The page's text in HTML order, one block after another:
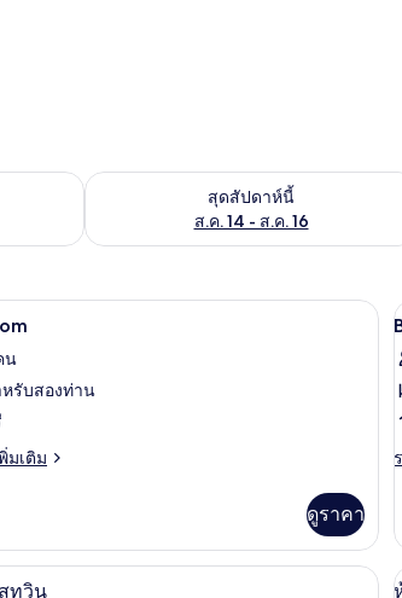
งนี้ ส.ค. 9 - ส.ค. 10
สุดสัปดาห์นี้
ส.ค. 14 - ส.ค. 16
ตรวจสอบจำนวนห้องพักว่างในสุดสัปด
ยในห้องพัก เครื่องนอนป้องกันสารก่อภูมิแพ้, ผ้าน
น
หรับสองท่าน
มเติม
ดูราคา
มขนเป็ด, ตู้นิรภัยในห้องพักเครื่องนอนป้องกันสารก่อภูมิแพ้, ผ้าน
ทวิน